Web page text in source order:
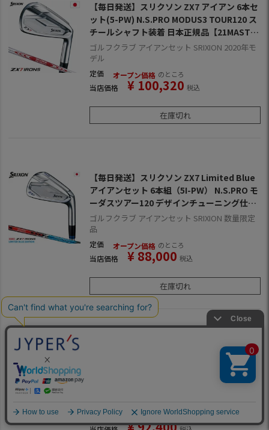
【毎日発送】スリクソン ZX7 アイアン 6本セ
ット(5-PW) N.S.PRO MODUS3 TOUR120 ス
チールシャフト装着 日本正規品【21MASTE
RS】
ゴルフクラブ アイアンセット SRIXION 2020年モ
デル
定価 オープン価格 のところ
当店価格 ¥ 100,320 税込
在庫切れ
【毎日発送】スリクソン ZX7 Limited Blue
アイアンセット 6本組（5I-PW） N.S.PRO モ
ーダスツアー120 デザインチューニング仕様
日本正規品 数量限定品
ゴルフクラブ アイアンセット SRIXION 数量限定
品
定価 オープン価格 のところ
当店価格 ¥ 88,000 税込
在庫切れ
【毎日発送】【2018秋NEWモデル】【ゴル
フクラブ】【アイアンセット】スリクソン S
RIXON 2018 Z585 アイアン (6本組/5I-PW)
[Miyazaki for IRON カーボンシャフト装着]
クソン】
定価 オープン価格 のところ